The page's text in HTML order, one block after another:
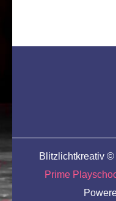
Blitzlichtkreativ
Prime